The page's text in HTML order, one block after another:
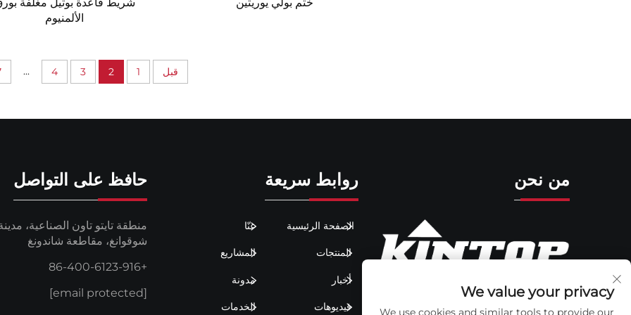
الألمنيوم
قبل 1
2
3
4
...
من نحن روابط سريعة
الصفحة الرئيسية عنّا
المنتجات المشاريع
أخبار مدونة
فيديوهات الخدمات
حافظ على التواصل
منطقة تايتو تاون الصناعية،
شوقوانغ، مقاطعة شاندونغ
+86-400-6123-916
[email protected]
We value your privacy
We use cookies and similar tools to provide our